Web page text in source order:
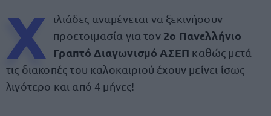
Χ
ιλιάδες αναμένεται να ξεκινήσουν
προετοιμασία για τον 2ο Πανελλήνιο
Γραπτό Διαγωνισμό ΑΣΕΠ καθώς μετά
τις διακοπές του καλοκαιριού έχουν μείνει ίσως
λιγότερο και από 4 μήνες!